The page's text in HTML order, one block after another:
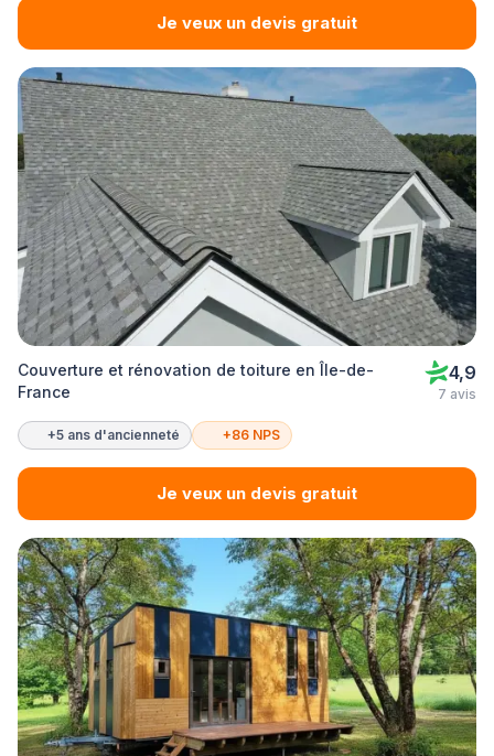
Je veux un devis gratuit
Couverture et rénovation de toiture en Île-de-
France
4,9
7 avis
+5 ans d'ancienneté +86 NPS
Je veux un devis gratuit